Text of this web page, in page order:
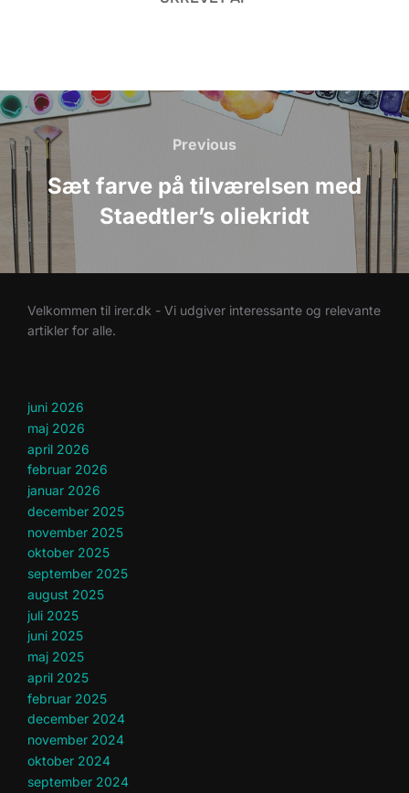
Indlægsnavigation
Previous
Previous
Sæt farve på tilværelsen med
Staedtler’s oliekridt
Velkommen til irer.dk - Vi udgiver interessante og relevante
artikler for alle.
juni 2026
maj 2026
april 2026
februar 2026
januar 2026
december 2025
november 2025
oktober 2025
september 2025
august 2025
juli 2025
juni 2025
maj 2025
april 2025
februar 2025
december 2024
november 2024
oktober 2024
september 2024